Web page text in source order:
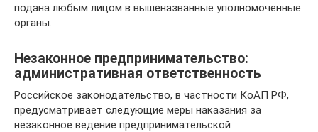
подана любым лицом в вышеназванные уполномоченные
органы.
Незаконное предпринимательство:
административная ответственность
Российское законодательство, в частности КоАП РФ,
предусматривает следующие меры наказания за
незаконное ведение предпринимательской